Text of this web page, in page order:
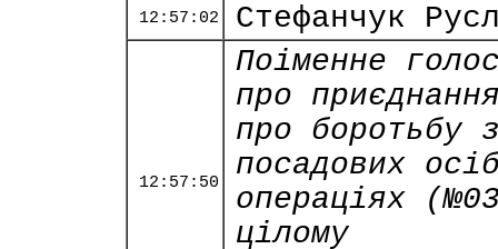
12:57:02 Стефанчук
12:57:50
Поіменне
про
про боротьбу
посадових
операціях
цілому